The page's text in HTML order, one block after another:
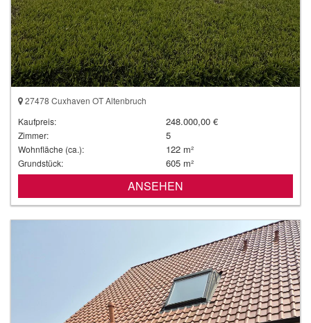
27478 Cuxhaven OT Altenbruch
Kaufpreis:
248.000,00 €
Zimmer: 5
Wohnfläche (ca.): 122 m²
Grundstück: 605 m²
ANSEHEN